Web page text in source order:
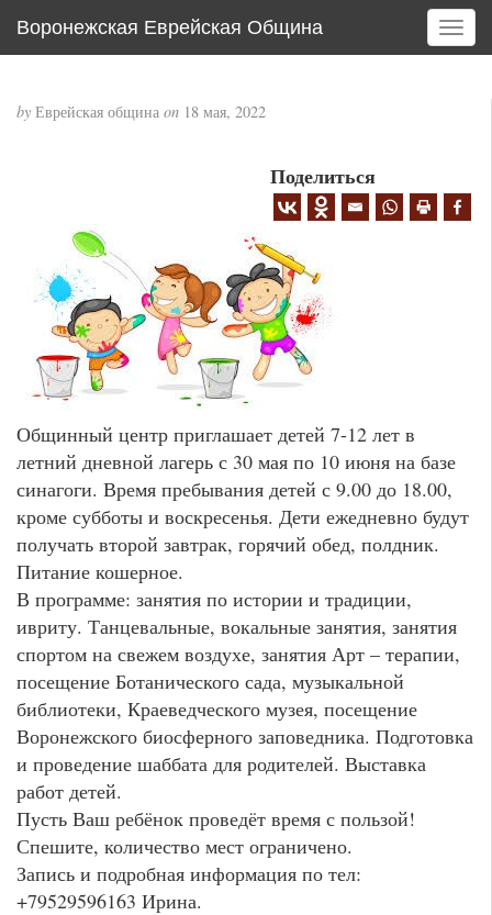
Воронежская Еврейская Община
T
o
a
v
by Еврейская община on 18 мая, 2022
Поделиться
Общинный центр приглашает детей 7-12 лет в
летний дневной лагерь с 30 мая по 10 июня на базе
синагоги. Время пребывания детей с 9.00 до 18.00,
кроме субботы и воскресенья. Дети ежедневно будут
получать второй завтрак, горячий обед, полдник.
Питание кошерное.
В программе: занятия по истории и традиции,
ивриту. Танцевальные, вокальные занятия, занятия
спортом на свежем воздухе, занятия Арт – терапии,
посещение Ботанического сада, музыкальной
библиотеки, Краеведческого музея, посещение
Воронежского биосферного заповедника. Подготовка
и проведение шаббата для родителей. Выставка
работ детей.
Пусть Ваш ребёнок проведёт время с пользой!
Спешите, количество мест ограничено.
Запись и подробная информация по тел:
+79529596163 Ирина.